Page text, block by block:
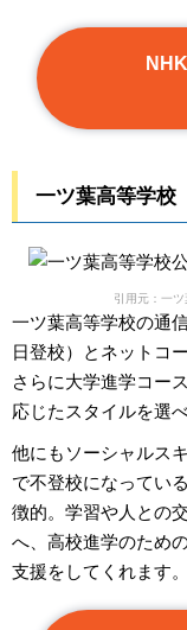
一ツ葉高等学校
引用元：一
一ツ葉高等学校の通
日登校）とネットコ
さらに大学進学コー
応じたスタイルを選べ
他にもソーシャルス
で不登校になってい
徴的。学習や人との
へ、高校進学のため
支援をしてくれます。